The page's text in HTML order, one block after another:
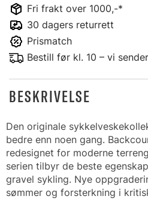
Fri frakt over 1000,-*
30 dagers returrett
Prismatch
Bestill før kl. 10 – vi
BESKRIVELSE
Den originale
bedre enn noen gang.
redesignet for moderne
serien tilbyr de beste
gravel sykling. Nye
sømmer og forsterkning i